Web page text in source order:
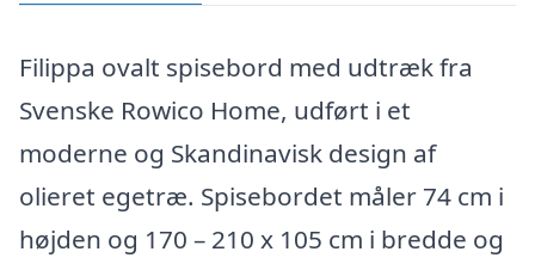
Filippa ovalt spisebord med udtræk fra
Svenske Rowico Home, udført i et
moderne og Skandinavisk design af
olieret egetræ. Spisebordet måler 74 cm i
højden og 170 – 210 x 105 cm i bredde og